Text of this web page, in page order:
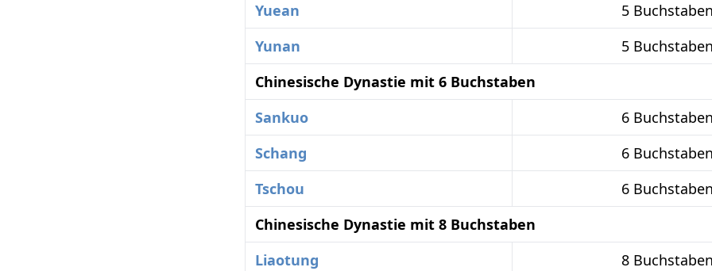
Yuean
5 Buchstaben
Yunan
5 Buchstaben
Chinesische Dynastie mit 6 Buchstaben
Sankuo
6 Buchstaben
Schang
6 Buchstaben
Tschou
6 Buchstaben
Chinesische Dynastie mit 8 Buchstaben
Liaotung
8 Buchstaben